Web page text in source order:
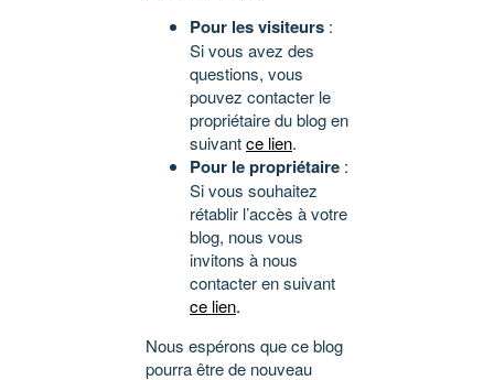
Pour les visiteurs :
Si vous avez des
questions, vous
pouvez contacter le
propriétaire du blog en
suivantce lien.
Pour le propriétaire :
Si vous souhaitez
rétablir l’accès à votre
blog, nous vous
invitons à nous
contacter en suivant
ce lien.
Nous espérons que ce blog
pourra être de nouveau